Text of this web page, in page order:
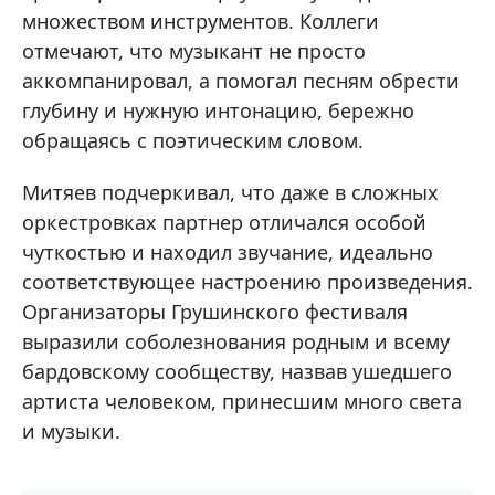
множеством инструментов. Коллеги
отмечают, что музыкант не просто
аккомпанировал, а помогал песням обрести
глубину и нужную интонацию, бережно
обращаясь с поэтическим словом.
Митяев подчеркивал, что даже в сложных
оркестровках партнер отличался особой
чуткостью и находил звучание, идеально
соответствующее настроению произведения.
Организаторы Грушинского фестиваля
выразили соболезнования родным и всему
бардовскому сообществу, назвав ушедшего
артиста человеком, принесшим много света
и музыки.